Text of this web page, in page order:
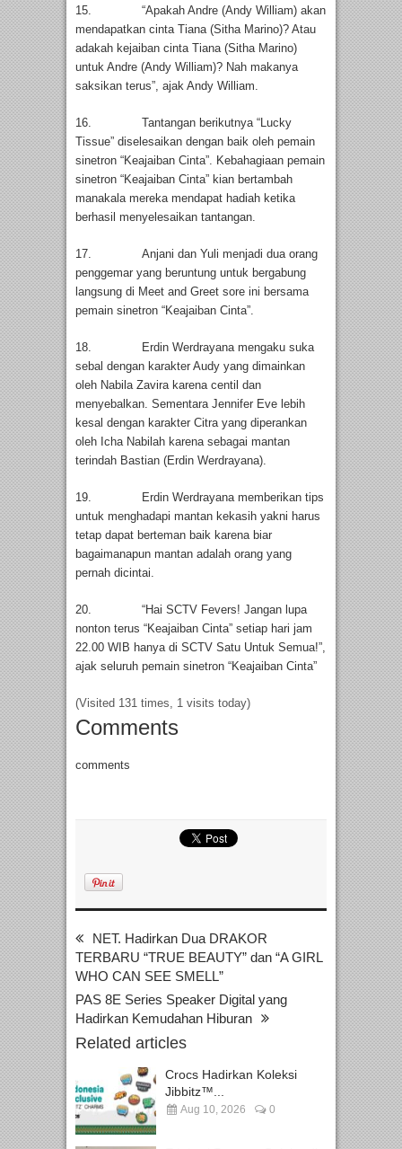
15. “Apakah Andre (Andy William) akan
mendapatkan cinta Tiana (Sitha Marino)? Atau
adakah kejaiban cinta Tiana (Sitha Marino)
untuk Andre (Andy William)? Nah makanya
saksikan terus”, ajak Andy William.
16. Tantangan berikutnya “Lucky
Tissue” diselesaikan dengan baik oleh pemain
sinetron “Keajaiban Cinta”. Kebahagiaan pemain
sinetron “Keajaiban Cinta” kian bertambah
manakala mereka mendapat hadiah ketika
berhasil menyelesaikan tantangan.
17. Anjani dan Yuli menjadi dua orang
penggemar yang beruntung untuk bergabung
langsung di Meet and Greet sore ini bersama
pemain sinetron “Keajaiban Cinta”.
18. Erdin Werdrayana mengaku suka
sebal dengan karakter Audy yang dimainkan
oleh Nabila Zavira karena centil dan
menyebalkan. Sementara Jennifer Eve lebih
kesal dengan karakter Citra yang diperankan
oleh Icha Nabilah karena sebagai mantan
terindah Bastian (Erdin Werdrayana).
19. Erdin Werdrayana memberikan tips
untuk menghadapi mantan kekasih yakni harus
tetap dapat berteman baik karena biar
bagaimanapun mantan adalah orang yang
pernah dicintai.
20. “Hai SCTV Fevers! Jangan lupa
nonton terus “Keajaiban Cinta” setiap hari jam
22.00 WIB hanya di SCTV Satu Untuk Semua!”,
ajak seluruh pemain sinetron “Keajaiban Cinta”
(Visited 131 times, 1 visits today)
Comments
comments
NET. Hadirkan Dua DRAKOR
TERBARU “TRUE BEAUTY” dan “A GIRL
WHO CAN SEE SMELL”
PAS 8E Series Speaker Digital yang
Hadirkan Kemudahan Hiburan
Related articles
Crocs Hadirkan Koleksi
Jibbitz™...
Aug 10, 2026 0